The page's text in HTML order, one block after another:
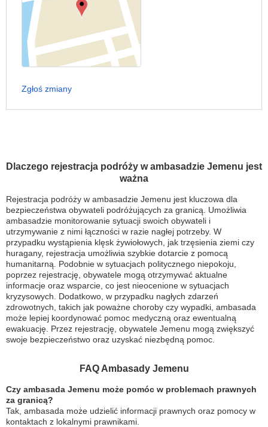
Dlaczego rejestracja podróży w ambasadzie Jemenu jest
ważna
Rejestracja podróży w ambasadzie Jemenu jest kluczowa dla
bezpieczeństwa obywateli podróżujących za granicą. Umożliwia
ambasadzie monitorowanie sytuacji swoich obywateli i
utrzymywanie z nimi łączności w razie nagłej potrzeby. W
przypadku wystąpienia klęsk żywiołowych, jak trzęsienia ziemi czy
huragany, rejestracja umożliwia szybkie dotarcie z pomocą
humanitarną. Podobnie w sytuacjach politycznego niepokoju,
poprzez rejestrację, obywatele mogą otrzymywać aktualne
informacje oraz wsparcie, co jest nieocenione w sytuacjach
kryzysowych. Dodatkowo, w przypadku nagłych zdarzeń
zdrowotnych, takich jak poważne choroby czy wypadki, ambasada
może lepiej koordynować pomoc medyczną oraz ewentualną
ewakuację. Przez rejestrację, obywatele Jemenu mogą zwiększyć
swoje bezpieczeństwo oraz uzyskać niezbędną pomoc.
FAQ Ambasady Jemenu
Czy ambasada Jemenu może pomóc w problemach prawnych
za granicą?
Tak, ambasada może udzielić informacji prawnych oraz pomocy w
kontaktach z lokalnymi prawnikami.
Zgłoś zmiany